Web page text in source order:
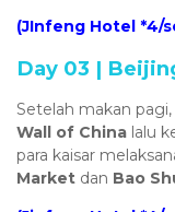
(JInfeng Hotel *4/
Day 03 |
Setelah makan
Wall of China lalu
para kaisar
Market dan Bao